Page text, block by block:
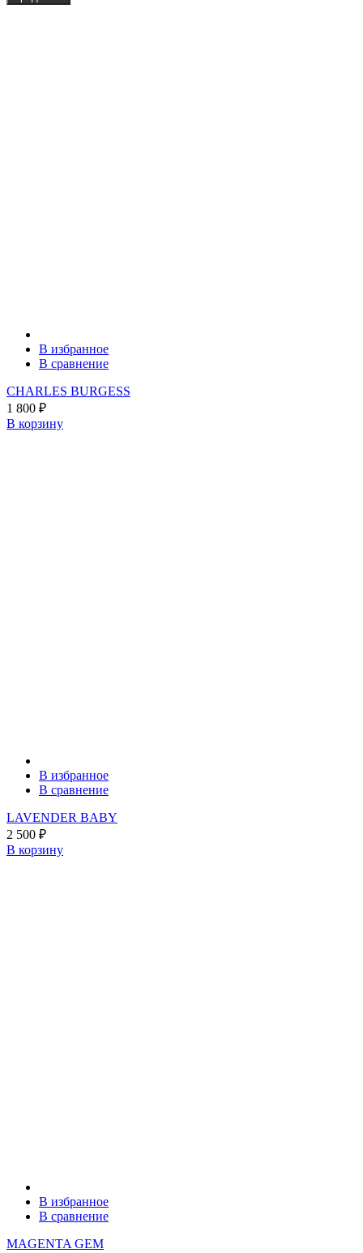
В избранное
В сравнение
CHARLES BURGESS
1 800 ₽
В корзину
В избранное
В сравнение
LAVENDER BABY
2 500 ₽
В корзину
В избранное
В сравнение
MAGENTA GEM